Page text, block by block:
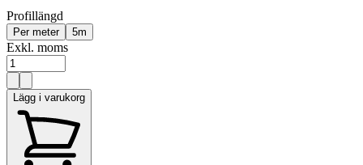
Profillängd
Per meter 5m
Exkl. moms
Lägg i varukorg